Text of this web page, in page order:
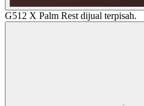
G512 X Palm Rest dijual terpisah.